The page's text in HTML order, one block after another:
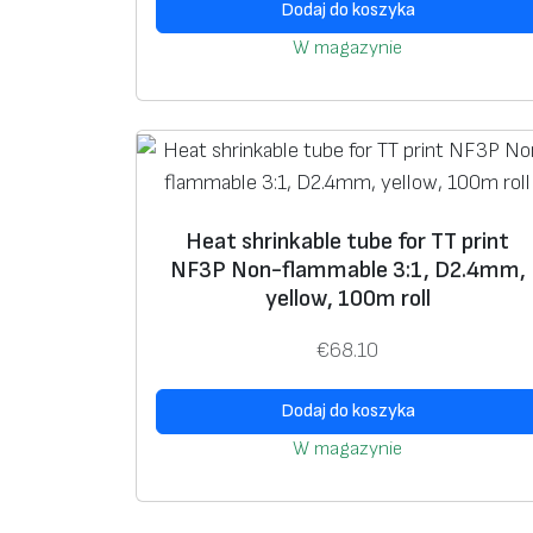
Dodaj do koszyka
W magazynie
Heat shrinkable tube for TT print
NF3P Non-flammable 3:1, D2.4mm,
yellow, 100m roll
€68.10
Dodaj do koszyka
W magazynie